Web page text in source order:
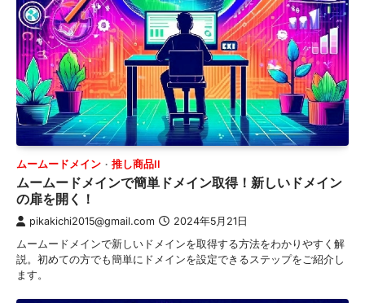
ムームードメイン 推し商品II
ムームードメインで簡単ドメイン取得！新しいドメイン
の扉を開く！
pikakichi2015@gmail.com 2024年5月21日
ムームードメインで新しいドメインを取得する方法をわかりやすく解
説。初めての方でも簡単にドメインを設定できるステップをご紹介し
ます。